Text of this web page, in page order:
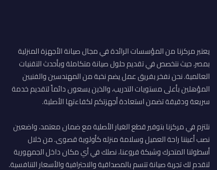
يعتبر مركزنا من المؤسسات الرائدة في مجال صيانة الأجهزة المنزلية
بمصر، حيث نتخصص في تقديم حلول صيانة متكاملة وبأحدث التقنيات
العالمية. نحن نفخر بفريق عمل يضم نخبة من المهندسين والفنيين
المؤهلين بأعلى مستويات التدريب، والذين يسعون دائماً لتقديم خدمة
سريعة ودقيقة تضمن استعادة أجهزتكم لكفاءتها الأصلية.
نلتزم في مركزنا بتوفير قطع الغيار الأصلية مع ضمان معتمد، واضعين
نصب أعيننا راحة العميل وسلامة منزله كأولوية قصوى. من خلال
أسطولنا المتحرك وشبكة فروعنا، نصلك في أي مكان داخل الجمهورية
لنقدم لك تجربة صيانة تتسم بالمصداقية والاحترافية والأسعار التنافسية.